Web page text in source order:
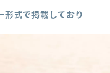
形式で掲載しており